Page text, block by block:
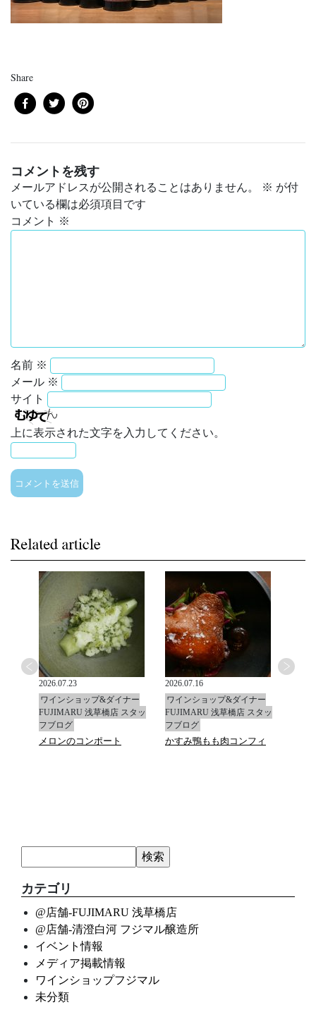
Share
コメントを残す
メールアドレスが公開されることはありません。 ※ が付
いている欄は必須項目です
コメント ※
名前 ※
メール ※
サイト
上に表示された文字を入力してください。
2026.07.23
ワインショップ&ダイナー
FUJIMARU 浅草橋店 スタッ
フブログ
メロンのコンポート
2026.07.16
ワインショップ&ダイナー
FUJIMARU 浅草橋店 スタッ
フブログ
かすみ鴨もも肉コンフィ
カテゴリ
@店舗-FUJIMARU 浅草橋店
@店舗-清澄白河 フジマル醸造所
イベント情報
メディア掲載情報
ワインショップフジマル
未分類